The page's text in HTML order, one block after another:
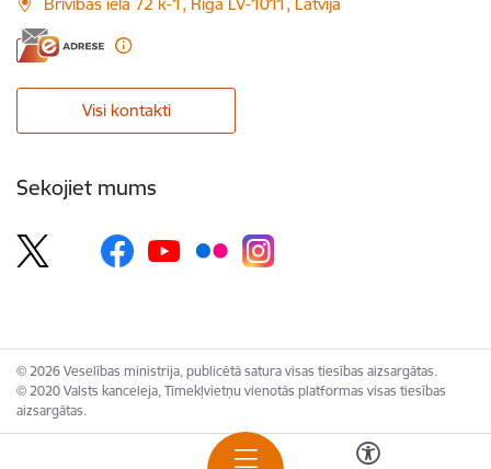
Visi kontakti
Sekojiet mums
© 2026 Veselības ministrija, publicētā satura visas tiesības aizsargātas.
© 2020 Valsts kanceleja, Tīmekļvietņu vienotās platformas visas tiesības
aizsargātas.